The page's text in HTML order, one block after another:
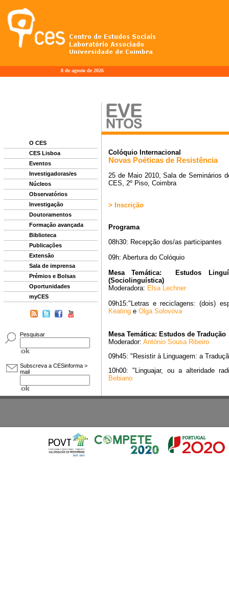
8 de agosto de 2026
O CES
CES Lisboa
Eventos
Investigadoras/es
Núcleos
Observatórios
Investigação
Doutoramentos
Formação avançada
Biblioteca
Publicações
Extensão
Sala de imprensa
Prémios e Bolsas
Oportunidades
myCES
Pesquisar
Subscreva a CESinforma >
mail